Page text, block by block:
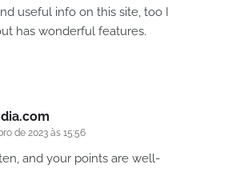
useful info on this site, too I
has wonderful features.
de 2023 às 15:56
and your points are well-